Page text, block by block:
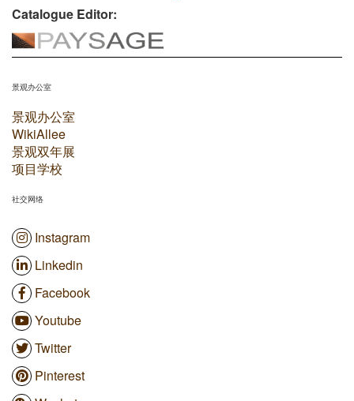
Catalogue Editor:
景观办公室
景观办公室
WikiAllee
景观双年展
项目学校
社交网络
Instagram
Linkedin
Facebook
Youtube
Twitter
Pinterest